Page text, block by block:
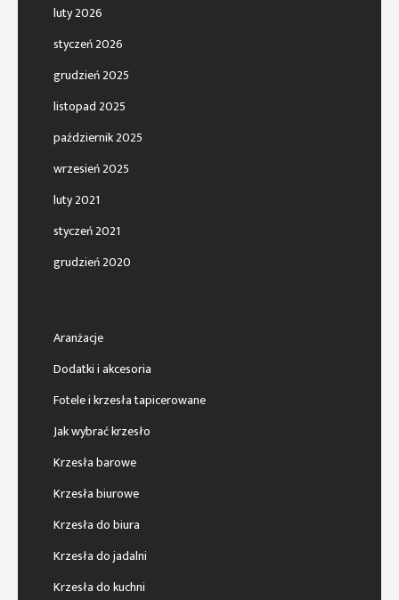
luty 2026
styczeń 2026
grudzień 2025
listopad 2025
październik 2025
wrzesień 2025
luty 2021
styczeń 2021
grudzień 2020
Aranżacje
Dodatki i akcesoria
Fotele i krzesła tapicerowane
Jak wybrać krzesło
Krzesła barowe
Krzesła biurowe
Krzesła do biura
Krzesła do jadalni
Krzesła do kuchni